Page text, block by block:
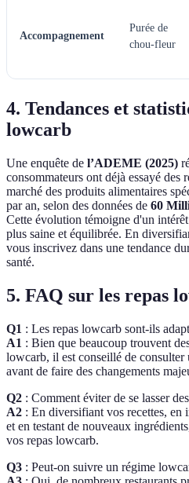
Accompagnement
Purée de
chou-fleur
4. Tendances et
lowcarb
Une enquête de l’ADEME (2025)
consommateurs ont déjà essayé
marché des produits alimentaires
par an, selon des données de 60
Cette évolution témoigne d'un
plus saine et équilibrée. En
vous inscrivez dans une tendance
santé.
5. FAQ sur les repas
Q1 : Les repas lowcarb sont-ils
A1 : Bien que beaucoup trouvent
lowcarb, il est conseillé de consulter
avant de faire des changements
Q2 : Comment éviter de se lasser
A2 : En diversifiant vos recettes, en
et en testant de nouveaux
vos repas lowcarb.
Q3 : Peut-on suivre un régime